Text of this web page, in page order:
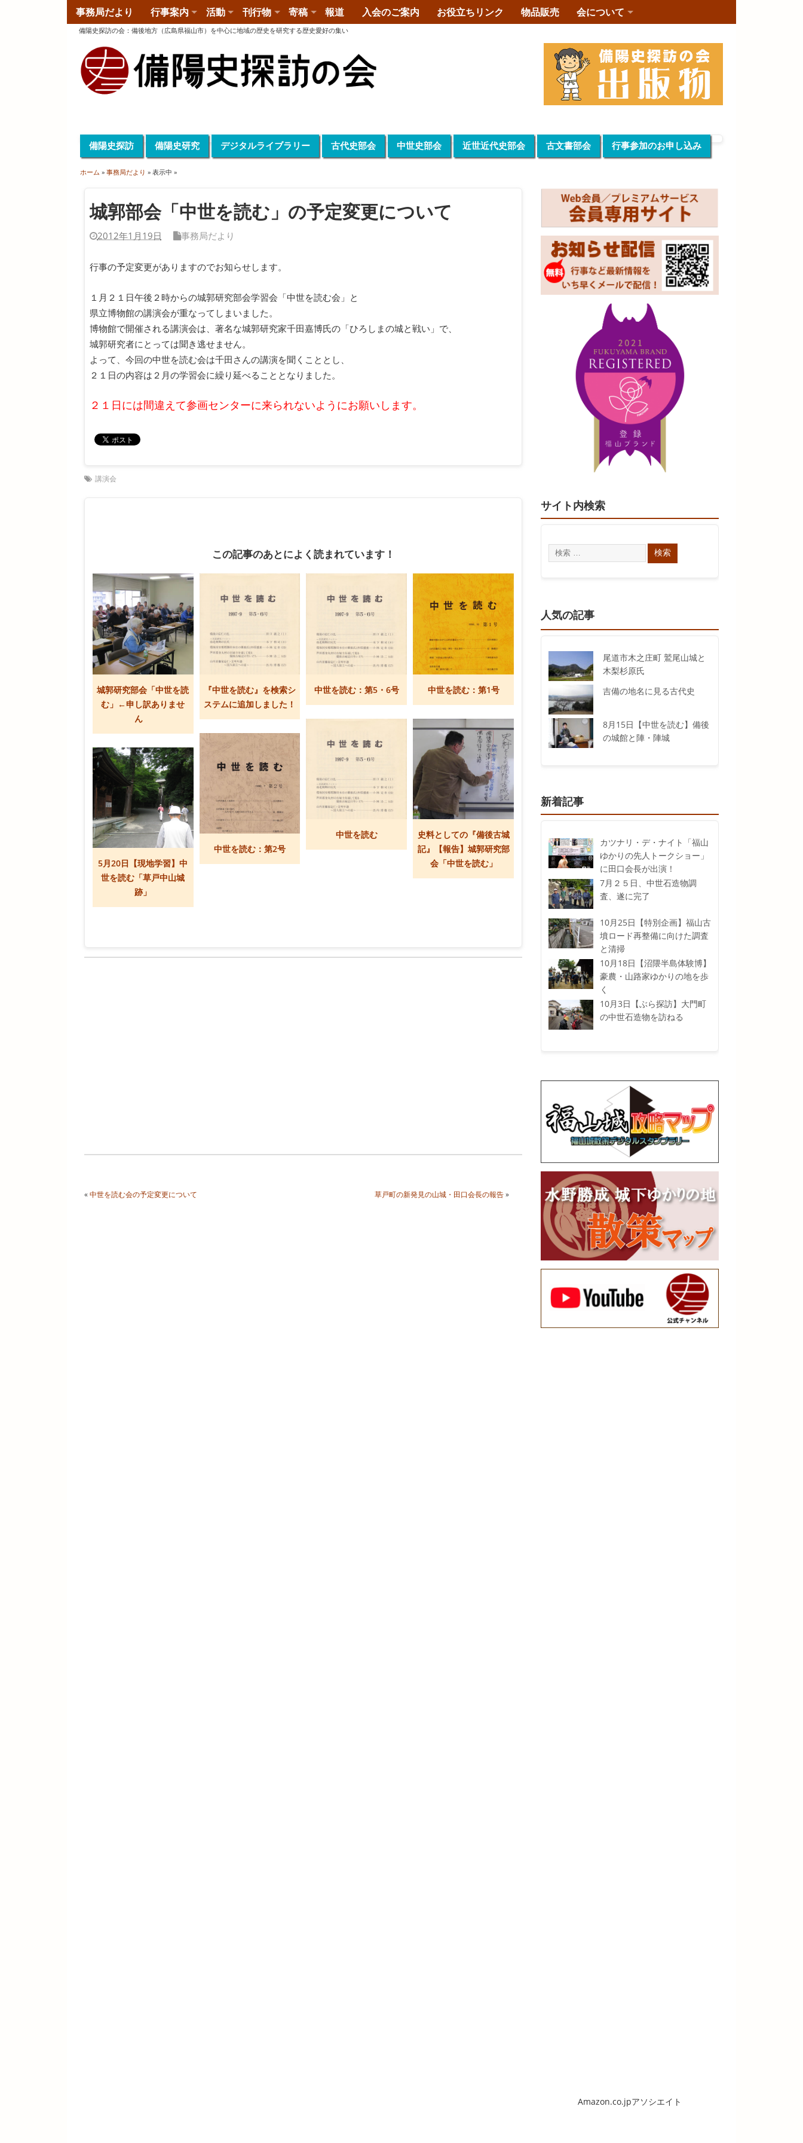
事務局だより 行事案内 活動 刊行物 寄稿 報道 入会のご案内 お役立ちリンク 物品販売 会について
備陽史探訪の会 ： 備後地方（広島県福山市）を中心に地域の歴史を研究する歴史愛好の集い
備陽史探訪 備陽史研究 デジタルライブラリー 古代史部会 中世史部会 近世近代史部会 古文書部会 行事参加のお申し込み
ホーム »事務局だより » 表示中 »
城郭部会「中世を読む」の予定変更について
2012年1月19日 事務局だより
行事の予定変更がありますのでお知らせします。
１月２１日午後２時からの城郭研究部会学習会「中世を読む会」と
県立博物館の講演会が重なってしまいました。
博物館で開催される講演会は、著名な城郭研究家千田嘉博氏の「ひろしまの城と戦い」で、
城郭研究者にとっては聞き逃せません。
よって、今回の中世を読む会は千田さんの講演を聞くこととし、
２１日の内容は２月の学習会に繰り延べることとなりました。
２１日には間違えて参画センターに来られないようにお願いします。
講演会
この記事のあとによく読まれています！
城郭研究部会「中世を読
む」←申し訳ありませ
ん
『中世を読む』を検索シ
ステムに追加しました！
中世を読む：第5・6号 中世を読む：第1号
中世を読む
史料としての『備後古城
記』【報告】城郭研究部
会「中世を読む」
中世を読む：第2号
5月20日【現地学習】中
世を読む「草戸中山城
跡」
«中世を読む会の予定変更について 草戸町の新発見の山城・田口会長の報告»
サイト内検索
人気の記事
尾道市木之庄町 鷲尾山城と
木梨杉原氏
吉備の地名に見る古代史
8月15日【中世を読む】備後
の城館と陣・陣城
新着記事
カツナリ・デ・ナイト「福山
ゆかりの先人トークショー」
に田口会長が出演！
7月２５日、中世石造物調
査、遂に完了
10月25日【特別企画】福山古
墳ロード再整備に向けた調査
と清掃
10月18日【沼隈半島体験博】
豪農・山路家ゆかりの地を歩
く
10月3日【ぶら探訪】大門町
の中世石造物を訪ねる
Amazon.co.jpアソシエイト